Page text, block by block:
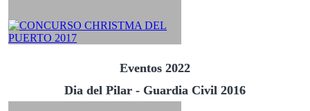
Eventos 2022
Dia del Pilar - Guardia Civil 2016